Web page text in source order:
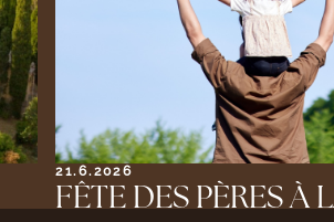
21.6.2026
FÊTE DES PÈRES À